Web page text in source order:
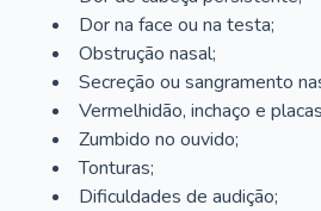
Dor na face ou na testa;
Obstrução nasal;
Secreção ou sangramento
Vermelhidão, inchaço e
Zumbido no ouvido;
Tonturas;
Dificuldades de audição;